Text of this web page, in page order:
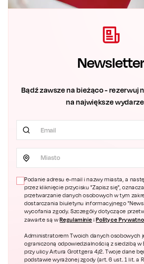
Bądź zawsze na bieżąco - rezerwuj
na największe
Miasto
Podanie adresu e-mail i nazwy miasta, a
przez kliknięcie przycisku "Zapisz się",
przetwarzanie danych osobowych w tym
dostarczania biuletynu informacyjnego
wycofania zgody. Szczegóły dotyczące
zawarte są wRegulaminie i Polityce
Administratorem Twoich danych osobowych
ograniczoną odpowiedzialnością z siedzibą w
przy ulicy Artura Grottgera 4/2. Twoje dane
podstawie wyrażonej zgody (art. 6 ust. 1 lit. a